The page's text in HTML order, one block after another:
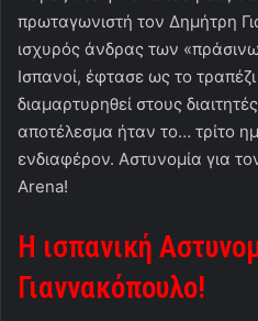
πρωταγωνιστή τον Δημήτρη
ισχυρός άνδρας των
Ισπανοί, έφτασε ως το
διαμαρτυρηθεί στους
αποτέλεσμα ήταν το… τρίτο
ενδιαφέρον. Αστυνομία για
Arena!
Η ισπανική
Γιαννακόπουλο!